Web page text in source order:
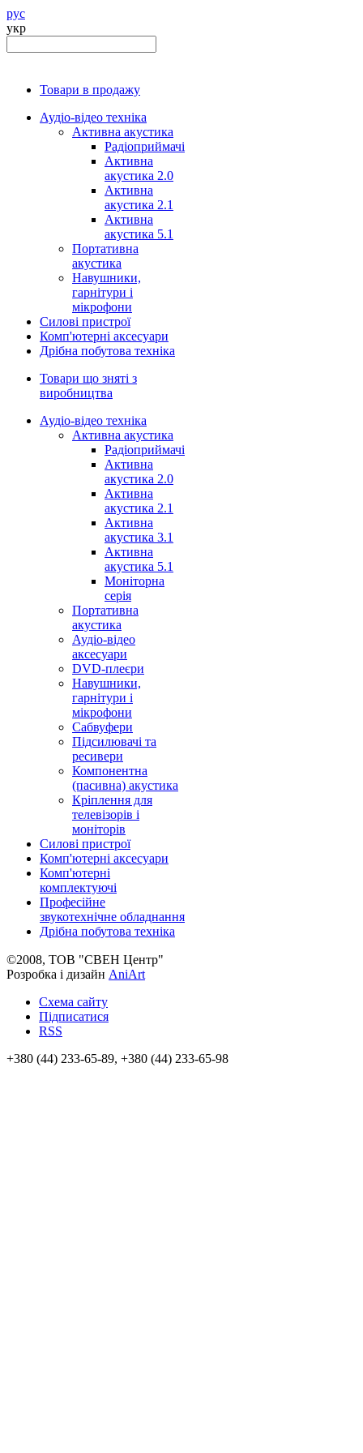
рус
укр
Товари в продажу
Аудіо-відео техніка
Активна акустика
Радіоприймачі
Активна
акустика 2.0
Активна
акустика 2.1
Активна
акустика 5.1
Портативна
акустика
Навушники,
гарнітури і
мікрофони
Силові пристрої
Комп'ютерні аксесуари
Дрібна побутова техніка
Товари що зняті з
виробництва
Аудіо-відео техніка
Активна акустика
Радіоприймачі
Активна
акустика 2.0
Активна
акустика 2.1
Активна
акустика 3.1
Активна
акустика 5.1
Моніторна
серія
Портативна
акустика
Аудіо-відео
аксесуари
DVD-плеєри
Навушники,
гарнітури і
мікрофони
Сабвуфери
Підсилювачі та
ресивери
Компонентна
(пасивна) акустика
Кріплення для
телевізорів і
моніторів
Силові пристрої
Комп'ютерні аксесуари
Комп'ютерні
комплектуючі
Професійне
звукотехнічне обладнання
Дрібна побутова техніка
©2008, ТОВ "СВЕН Центр"
Розробка і дизайн AniArt
Схема сайту
Підписатися
RSS
+380 (44) 233-65-89, +380 (44) 233-65-98